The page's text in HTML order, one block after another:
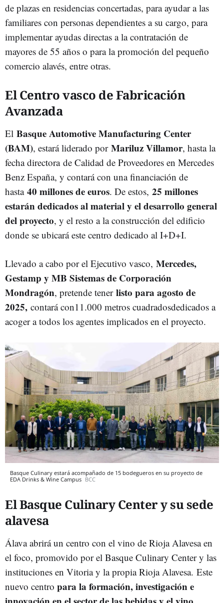
de plazas en residencias concertadas, para ayudar a las
familiares con personas dependientes a su cargo, para
implementar ayudas directas a la contratación de
mayores de 55 años o para la promoción del pequeño
comercio alavés, entre otras.
El Centro vasco de Fabricación
Avanzada
El Basque Automotive Manufacturing Center
(BAM), estará liderado por Mariluz Villamor, hasta la
fecha directorade Calidad de Proveedores en Mercedes
Benz España, y contará con una financiación de
hasta 40 millones de euros. De estos, 25 millones
estarán dedicados al material y el desarrollo general
del proyecto, y el resto a la construcción del edificio
donde se ubicará este centro dedicado al I+D+I.
Llevado a cabo por el Ejecutivo vasco, Mercedes,
Gestamp y MB Sistemas de Corporación
Mondragón, pretende tener listo para agosto de
2025, contará con11.000 metros cuadradosdedicados a
acoger a todos los agentes implicados en el proyecto.
Basque Culinary estará acompañado de 15 bodegueros en su proyecto de
EDA Drinks & Wine Campus BCC
El Basque Culinary Center y su sede
alavesa
Álava abrirá un centro con el vino de Rioja Alavesa en
el foco, promovido por el Basque Culinary Center y las
instituciones en Vitoria y la propia Rioja Alavesa. Este
nuevo centro para la formación, investigación e